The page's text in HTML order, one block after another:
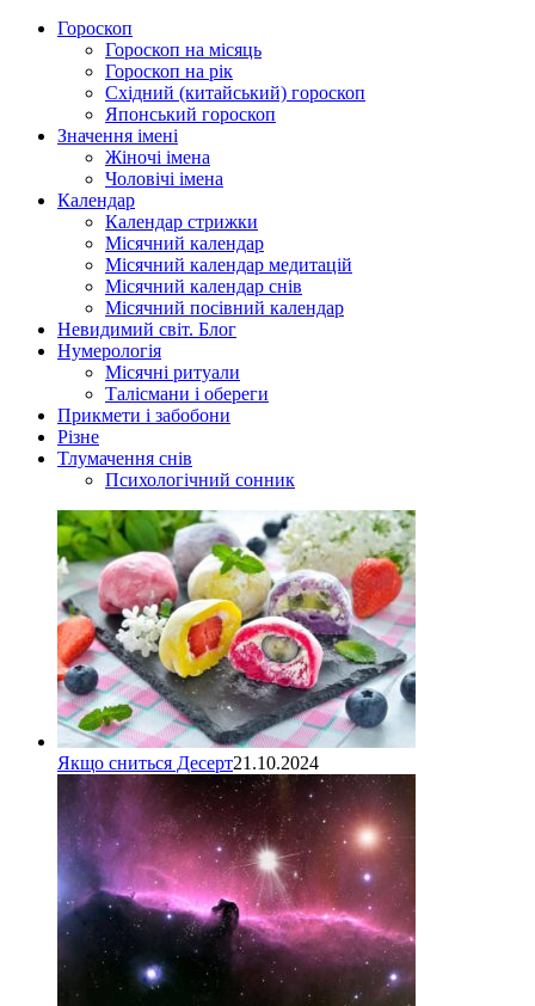
Гороскоп
Гороскоп на місяць
Гороскоп на рік
Східний (китайський) гороскоп
Японський гороскоп
Значення імені
Жіночі імена
Чоловічі імена
Календар
Календар стрижки
Місячний календар
Місячний календар медитацій
Місячний календар снів
Місячний посівний календар
Невидимий світ. Блог
Нумерологія
Місячні ритуали
Талісмани і обереги
Прикмети і забобони
Різне
Тлумачення снів
Психологічний сонник
Якщо сниться Десерт21.10.2024